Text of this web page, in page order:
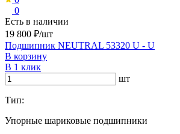
0
Есть в наличии
19 800 ₽/шт
Подшипник NEUTRAL 53320 U - U
В корзину
В 1 клик
шт
Тип:
Упорные шариковые подшипники